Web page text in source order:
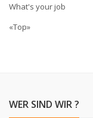
What's your job
«Top»
WER SIND WIR ?